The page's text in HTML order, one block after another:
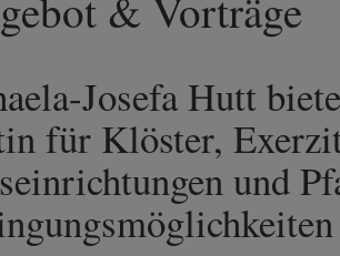
Josefa Hutt
für Klöster,
und